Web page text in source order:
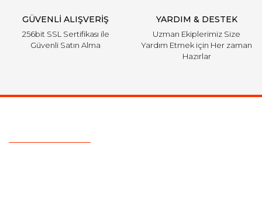
GÜVENLİ ALIŞVERİŞ
256bit SSL Sertifikası ile
Güvenli Satın Alma
YARDIM & DESTEK
Uzman Ekiplerimiz Size
Yardım Etmek için Her zaman
Hazırlar